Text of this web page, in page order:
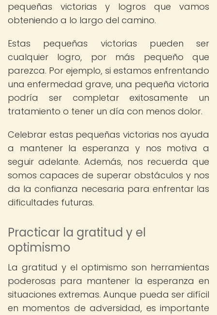
pequeñas victorias y logros que vamos
obteniendo a lo largo del camino.
Estas pequeñas victorias pueden ser
cualquier logro, por más pequeño que
parezca. Por ejemplo, si estamos enfrentando
una enfermedad grave, una pequeña victoria
podría ser completar exitosamente un
tratamiento o tener un día con menos dolor.
Celebrar estas pequeñas victorias nos ayuda
a mantener la esperanza y nos motiva a
seguir adelante. Además, nos recuerda que
somos capaces de superar obstáculos y nos
da la confianza necesaria para enfrentar las
dificultades futuras.
Practicar la gratitud y el
optimismo
La gratitud y el optimismo son herramientas
poderosas para mantener la esperanza en
situaciones extremas. Aunque pueda ser difícil
en momentos de adversidad, es importante